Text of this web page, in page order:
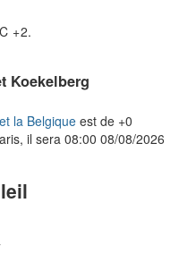
+2.
Koekelberg
la Belgique est de +0
il sera 08:00 08/08/2026